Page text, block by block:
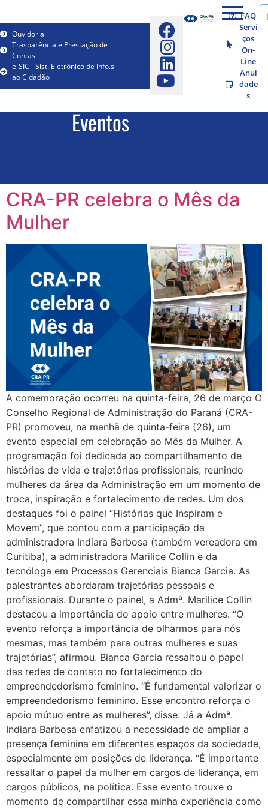
Ouvidoria
Trasparência e Prestação de
Contas
e-SIC - Sist. Eletrônico de Info.s
ao Cidadão
FAQ
Servi
ços
On-
Line
Anui
dade
s
Eventos
CRA-PR celebra o Mês da
Mulher
A comemoração ocorreu na quinta-feira, 26 de março O
Conselho Regional de Administração do Paraná (CRA-
PR) promoveu, na manhã de quinta-feira (26), um
evento especial em celebração ao Mês da Mulher. A
programação foi dedicada ao compartilhamento de
histórias de vida e trajetórias profissionais, reunindo
mulheres da área da Administração em um momento de
troca, inspiração e fortalecimento de redes. Um dos
destaques foi o painel “Histórias que Inspiram e
Movem”, que contou com a participação da
administradora Indiara Barbosa (também vereadora em
Curitiba), a administradora Marilice Collin e da
tecnóloga em Processos Gerenciais Bianca Garcia. As
palestrantes abordaram trajetórias pessoais e
profissionais. Durante o painel, a Admª. Marilice Collin
destacou a importância do apoio entre mulheres. “O
evento reforça a importância de olharmos para nós
mesmas, mas também para outras mulheres e suas
trajetórias”, afirmou. Bianca Garcia ressaltou o papel
das redes de contato no fortalecimento do
empreendedorismo feminino. “É fundamental valorizar o
empreendedorismo feminino. Esse encontro reforça o
apoio mútuo entre as mulheres”, disse. Já a Admª.
Indiara Barbosa enfatizou a necessidade de ampliar a
presença feminina em diferentes espaços da sociedade,
especialmente em posições de liderança. “É importante
ressaltar o papel da mulher em cargos de liderança, em
cargos públicos, na política. Esse evento trouxe o
momento de compartilhar essa minha experiência como